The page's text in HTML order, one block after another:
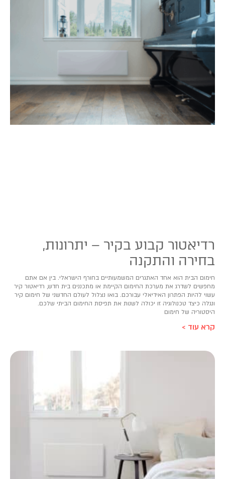
רדיאטור קבוע בקיר – יתרונות,
בחירה והתקנה
חימום הבית הוא אחד האתגרים המשמעותיים בחורף הישראלי. בין אם אתם
מחפשים לשדרג את מערכת החימום הקיימת או מתכננים בית חדש, רדיאטור קיר
עשוי להיות הפתרון האידיאלי עבורכם. בואו נצלול לעולם החדשני של חימום קיר
ונגלה כיצד טכנולוגיה זו יכולה לשנות את תפיסת החימום הביתי שלכם.
היסטוריה של חימום
קרא עוד >